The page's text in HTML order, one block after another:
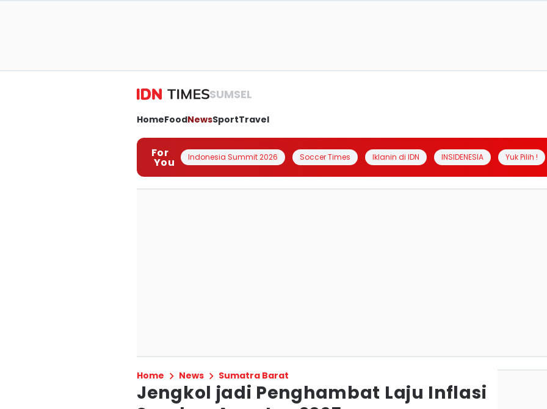
SUMSEL
HomeFoodNewsSportTravel
For
You Indonesia Summit 2026 Soccer Times Iklanin di IDN INSIDENESIA Yuk Pilih !
Home News Sumatra Barat
Jengkol jadi Penghambat Laju Inflasi